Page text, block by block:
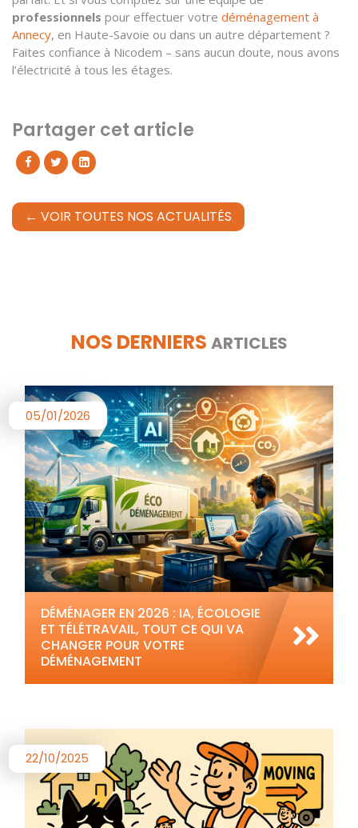
professionnels pour effectuer votre déménagement à
Annecy, en Haute-Savoie ou dans un autre département ?
Faites confiance à Nicodem – sans aucun doute, nous avons
l’électricité à tous les étages.
Partager cet article
← VOIR TOUTES NOS ACTUALITÉS
NOS DERNIERS ARTICLES
05/01/2026
DÉMÉNAGER EN 2026 : IA, ÉCOLOGIE
ET TÉLÉTRAVAIL, TOUT CE QUI VA
CHANGER POUR VOTRE
DÉMÉNAGEMENT
22/10/2025